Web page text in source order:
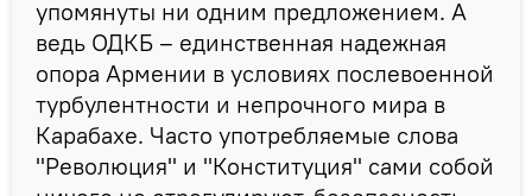
упомянуты ни одним предложением. А
ведь ОДКБ – единственная надежная
опора Армении в условиях послевоенной
турбулентности и непрочного мира в
Карабахе. Часто употребляемые слова
"Революция" и "Конституция" сами собой